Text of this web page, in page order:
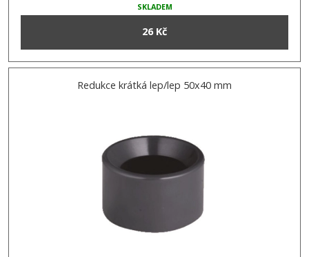
SKLADEM
26 Kč
Redukce krátká lep/lep 50x40 mm